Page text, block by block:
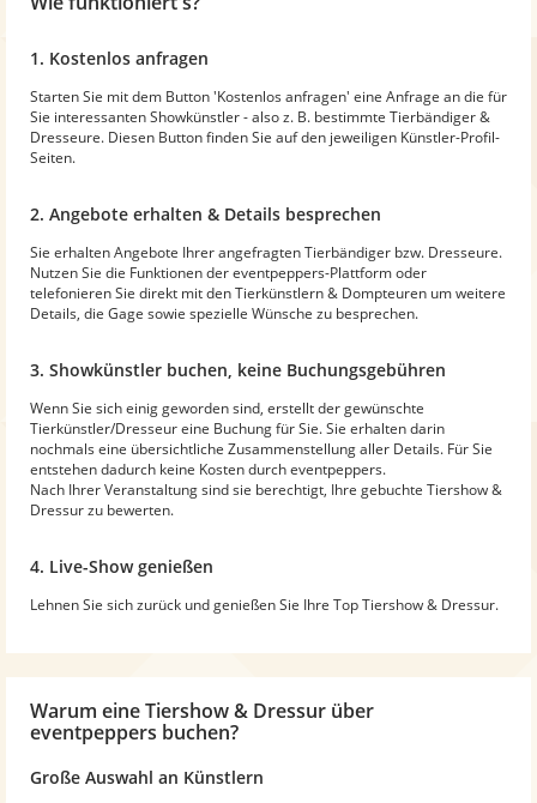
1. Kostenlos anfragen
Starten Sie mit dem Button 'Kostenlos anfragen' eine Anfrage an die für
Sie interessanten Showkünstler - also z. B. bestimmte Tierbändiger &
Dresseure. Diesen Button finden Sie auf den jeweiligen Künstler-Profil-
Seiten.
2. Angebote erhalten & Details besprechen
Sie erhalten Angebote Ihrer angefragten Tierbändiger bzw. Dresseure.
Nutzen Sie die Funktionen der eventpeppers-Plattform oder
telefonieren Sie direkt mit den Tierkünstlern & Dompteuren um weitere
Details, die Gage sowie spezielle Wünsche zu besprechen.
3. Showkünstler buchen, keine Buchungsgebühren
Wenn Sie sich einig geworden sind, erstellt der gewünschte
Tierkünstler/Dresseur eine Buchung für Sie. Sie erhalten darin
nochmals eine übersichtliche Zusammenstellung aller Details. Für Sie
entstehen dadurch keine Kosten durch eventpeppers.
Nach Ihrer Veranstaltung sind sie berechtigt, Ihre gebuchte Tiershow &
Dressur zu bewerten.
4. Live-Show genießen
Lehnen Sie sich zurück und genießen Sie Ihre Top Tiershow & Dressur.
Warum eine Tiershow & Dressur über
eventpeppers buchen?
Große Auswahl an Künstlern